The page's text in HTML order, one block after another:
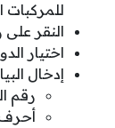
للمركبات
النقر
اختيار
إدخال
رقم
أحرف